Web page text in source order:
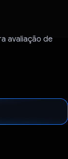
avaliação de